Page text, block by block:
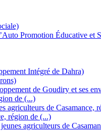
Promotion Éducative et
Intégré de Dahra)
de Goudiry et ses
de (...)
agriculteurs de Casamance,
région de (...)
agriculteurs de